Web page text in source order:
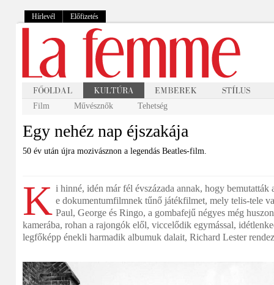
Hírlevél Előfizetés
Film Művésznők Tehetség
Egy nehéz nap éjszakája
50 év után újra mozivásznon a legendás Beatles-film.
K i hinné, idén már fél évszázada annak, hogy bemutatták
e dokumentumfilmnek tűnő játékfilmet, mely telis-tele
Paul, George és Ringo, a gombafejű négyes még
kamerába, rohan a rajongók elől, viccelődik egymással,
legfőképp énekli harmadik albumuk dalait, Richard Lester